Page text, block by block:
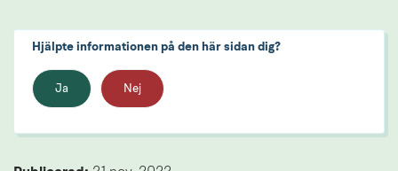
Hjälpte informationen på den här sidan dig?
Ja Nej